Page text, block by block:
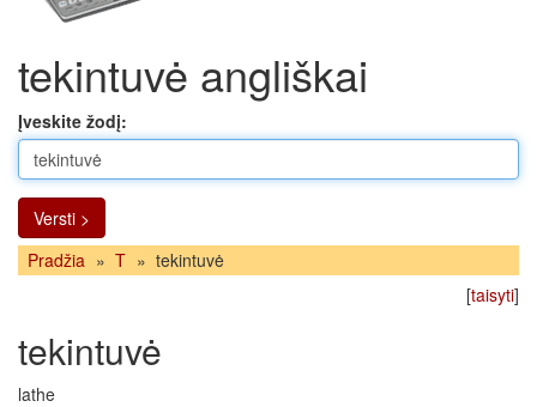
tekintuvė angliškai
Įveskite žodį:
Versti >
Pradžia » T » tekintuvė
[taisyti]
tekintuvė
lathe